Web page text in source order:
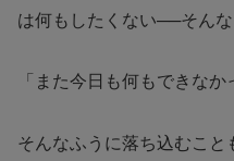
は何もしたくない──そんな
「また今日も何もできな
そんなふうに落ち込むこ